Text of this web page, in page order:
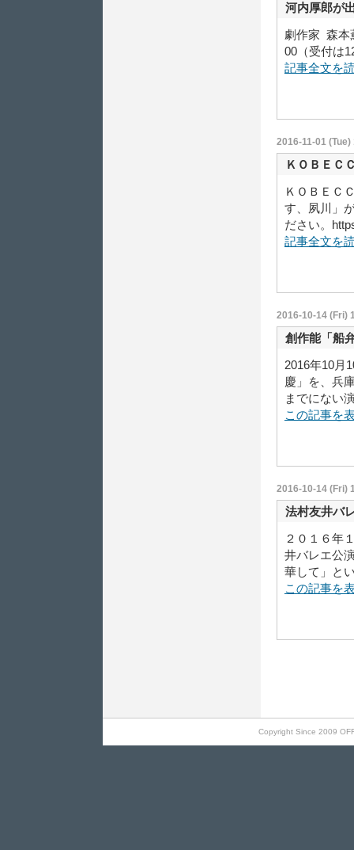
河内厚郎が
劇作家 森本
00（受付は
記事全文を
2016-11-01 (Tue)
ＫＯＢＥＣ
ＫＯＢＥＣ
す、夙川」
ださい。
記事全文を
2016-10-14 (Fri)
創作能「船
2016年10月
慶」を、兵
までにない
この記事を
2016-10-14 (Fri)
法村友井バ
２０１６年
井バレエ公
華して」と
この記事を
Copyright Since 2009